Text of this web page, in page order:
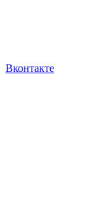
Вконтакте